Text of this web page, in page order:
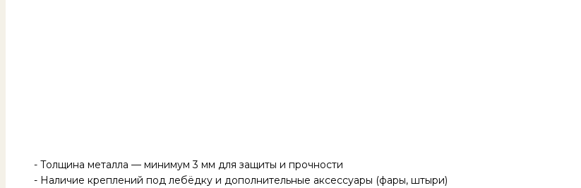
- Толщина металла — минимум 3 мм для защиты и прочности
- Наличие креплений под лебёдку и дополнительные аксессуары (фары, штыри)